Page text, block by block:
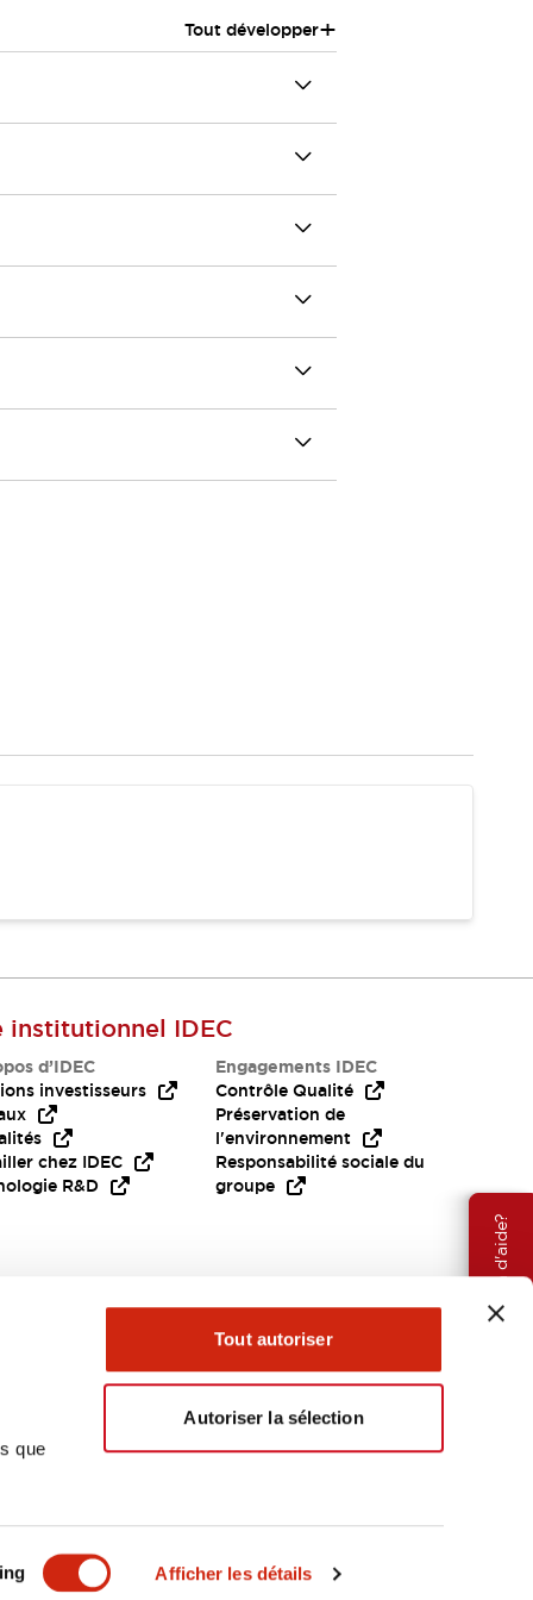
que
Afficher les détails
Tout autoriser
Autoriser la sélection
Besoin d'aide?
Tout développer+
ET FICHIERS
institutionnel IDEC
d’IDEC
investisseurs
chez IDEC
R&D
Engagements IDEC
Contrôle Qualité
Préservation de
l'environnement
Responsabilité sociale du
groupe
EMEA